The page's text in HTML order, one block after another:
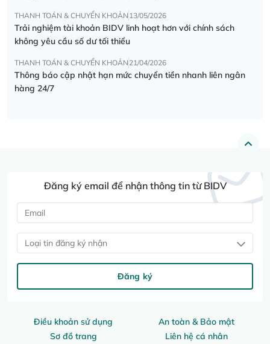
THANH TOÁN & CHUYỂN KHOẢN 13/05/2026
Trải nghiệm tài khoản BIDV linh hoạt hơn với chính sách
không yêu cầu số dư tối thiểu
THANH TOÁN & CHUYỂN KHOẢN 21/04/2026
Thông báo cập nhật hạn mức chuyển tiền nhanh liên ngân
hàng 24/7
Điều khoản sử dụng
An toàn & Bảo mật
Sơ đồ trang
Liên hệ cá nhân
Đăng ký email để nhận thông tin từ BIDV
Loại tin đăng ký nhận
Đăng ký